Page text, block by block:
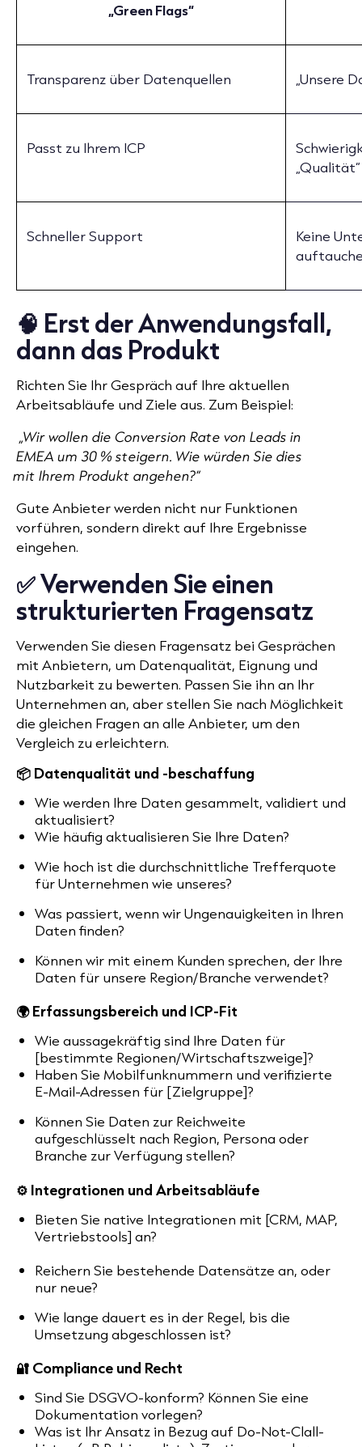
„Green Flags“
Transparenz über Datenquellen „Unsere
Passt zu Ihrem ICP
„Qualität“
Schneller Support
Keine
🧠 Erst der Anwendungsfall,
dann das Produkt
Richten Sie Ihr Gespräch auf Ihre aktuellen
Arbeitsabläufe und Ziele aus. Zum Beispiel:
„Wir wollen die Conversion Rate von Leads in
EMEA um 30 % steigern. Wie würden Sie dies
mit Ihrem Produkt angehen?“
Gute Anbieter werden nicht nur Funktionen
vorführen, sondern direkt auf Ihre Ergebnisse
eingehen.
✅ Verwenden Sie einen
strukturierten Fragensatz
Verwenden Sie diesen Fragensatz bei Gesprächen
mit Anbietern, um Datenqualität, Eignung und
Nutzbarkeit zu bewerten. Passen Sie ihn an Ihr
Unternehmen an, aber stellen Sie nach Möglichkeit
die gleichen Fragen an alle Anbieter, um den
Vergleich zu erleichtern.
📦 Datenqualität und -beschaffung
Wie werden Ihre Daten gesammelt, validiert und
aktualisiert?
Wie häufig aktualisieren Sie Ihre Daten?
Wie hoch ist die durchschnittliche Trefferquote
für Unternehmen wie unseres?
Was passiert, wenn wir Ungenauigkeiten in Ihren
Daten finden?
Können wir mit einem Kunden sprechen, der Ihre
Daten für unsere Region/Branche verwendet?
🌍 Erfassungsbereich und ICP-Fit
Wie aussagekräftig sind Ihre Daten für
[bestimmte Regionen/Wirtschaftszweige]?
Haben Sie Mobilfunknummern und verifizierte
E-Mail-Adressen für [Zielgruppe]?
Können Sie Daten zur Reichweite
aufgeschlüsselt nach Region, Persona oder
Branche zur Verfügung stellen?
⚙️ Integrationen und Arbeitsabläufe
Bieten Sie native Integrationen mit [CRM, MAP,
Vertriebstools] an?
Reichern Sie bestehende Datensätze an, oder
nur neue?
Wie lange dauert es in der Regel, bis die
Umsetzung abgeschlossen ist?
🔐 Compliance und Recht
Sind Sie DSGVO-konform? Können Sie eine
Dokumentation vorlegen?
Was ist Ihr Ansatz in Bezug auf Do-Not-Clall-